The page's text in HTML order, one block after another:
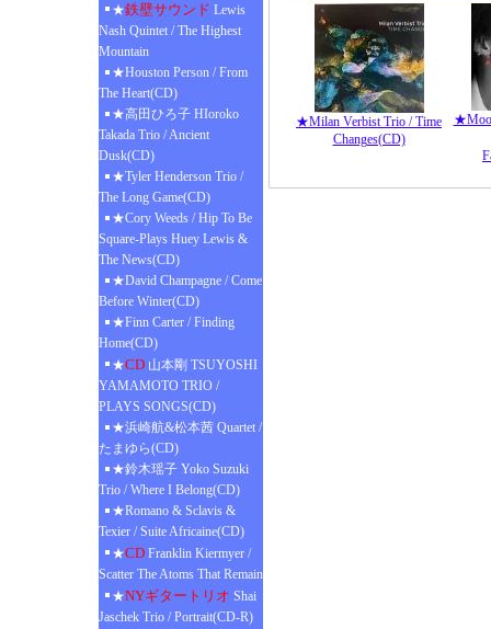
★鉄壁サウンド Lewis
Nash Quintet / The Highest
Mountain
★Houston Person / From
The Heart(CD)
★高田ひろ子 HIoroko
Takada Trio / Ancient
Dusk(CD)
★Tyler Henderson Trio /
The Long Game(CD)
★Cory Weeds / Hip To Be
Square-Plays Huey Lewis &
The News(CD)
★David Champagne / Come
Before Winter(CD)
★Finn Carter / Finding
Home(CD)
★CD 山本剛 TSUYOSHI
YAMAMOTO TRIO /
PLAYS SONGS(CD)
★浜崎航&松本茜 Quartet /
たまゆら(CD)
★鈴木瑶子 Yoko Suzuki
Trio / Where I Belong(CD)
★Romano & Sclavis &
Texier / Suite Africaine(CD)
★CD Franklin Kiermyer /
Scatter The Atoms That Remain
★NYギタートリオ Shai
Jaschek Trio / Portrait(CD-R)
★Milan Verbist Trio / Time
Changes(CD)